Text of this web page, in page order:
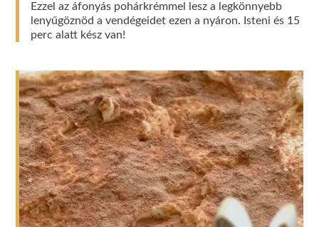
Ezzel az áfonyás pohárkrémmel lesz a legkönnyebb
lenyűgöznöd a vendégeidet ezen a nyáron. Isteni és 15
perc alatt kész van!